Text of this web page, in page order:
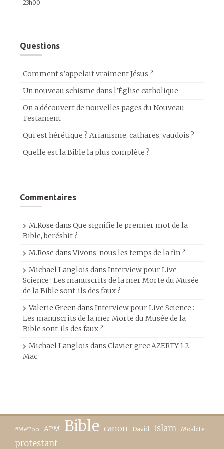
23h00
Questions
Comment s’appelait vraiment Jésus ?
Un nouveau schisme dans l’Église catholique
On a découvert de nouvelles pages du Nouveau
Testament
Qui est hérétique ? Arianisme, cathares, vaudois ?
Quelle est la Bible la plus complète ?
Commentaires
M.Rose dans Que signifie le premier mot de la
Bible, beréshit ?
M.Rose dansVivons-nous les temps de la fin ?
Michael Langlois dans Interview pour Live
Science : Les manuscrits de la mer Morte du Musée
de la Bible sont-ils des faux ?
Valerie Greendans Interview pour Live Science :
Les manuscrits de la mer Morte du Musée de la
Bible sont-ils des faux ?
Michael Langlois dans Clavier grec AZERTY 1.2
Mac
#MeToo APM Bible canon David Islam Moabite
protestant